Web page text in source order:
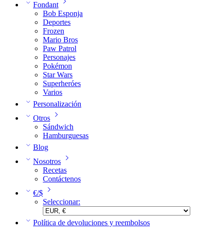
Fondant
Bob Esponja
Deportes
Frozen
Mario Bros
Paw Patrol
Personajes
Pokémon
Star Wars
Superheróes
Varios
Personalización
Otros
Sándwich
Hamburguesas
Blog
Nosotros
Recetas
Contáctenos
€/$
Seleccionar:
Política de devoluciones y reembolsos